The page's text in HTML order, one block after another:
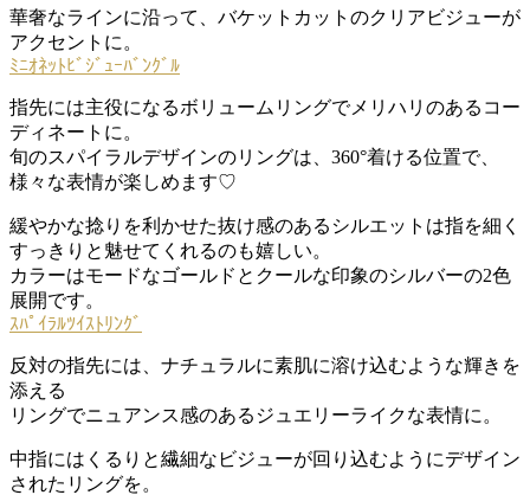
華奢なラインに沿って、バケットカットのクリアビジューが
アクセントに。
ﾐﾆｵﾈｯﾄﾋﾞｼﾞｭｰﾊﾞﾝｸﾞﾙ
指先には主役になるボリュームリングでメリハリのあるコー
ディネートに。
旬のスパイラルデザインのリングは、360°着ける位置で、
様々な表情が楽しめます♡
緩やかな捻りを利かせた抜け感のあるシルエットは指を細く
すっきりと魅せてくれるのも嬉しい。
カラーはモードなゴールドとクールな印象のシルバーの2色
展開です。
ｽﾊﾟｲﾗﾙﾂｲｽﾄﾘﾝｸﾞ
反対の指先には、ナチュラルに素肌に溶け込むような輝きを
添える
リングでニュアンス感のあるジュエリーライクな表情に。
中指にはくるりと繊細なビジューが回り込むようにデザイン
されたリングを。